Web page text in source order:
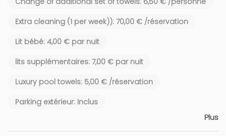
Extra cleaning (1 per week)): 70,00 € /réservation
Lit bébé: 4,00 € par nuit
lits supplémentaires: 7,00 € par nuit
Luxury pool towels: 5,00 € /réservation
Parking extérieur: Inclus
Plus